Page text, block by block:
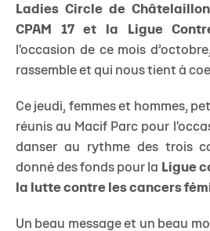
Ladies Circle de Châtelaillon
CPAM 17 et la Ligue
l'occasion de ce mois
rassemble et qui nous tient à
Ce jeudi, femmes et hommes,
réunis au Macif Parc pour
danser au rythme des trois
donné des fonds pour la Ligue
la lutte contre les cancers
Un beau message et un beau